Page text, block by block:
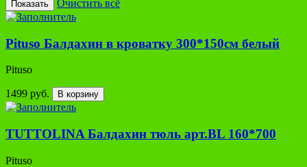
Показать Очистить всё
Pituso Балдахин в кроватку 300*150см белый
Pituso
1499 руб. В корзину
TUTTOLINA Балдахин тюль арт.BL 160*700
Pituso